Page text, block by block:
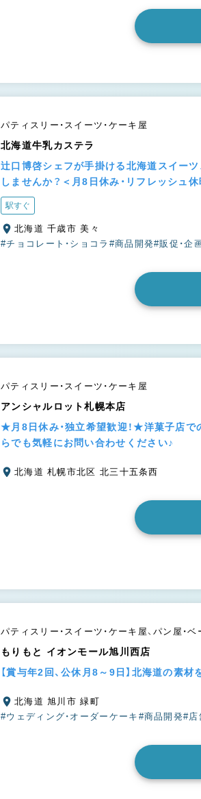
パティスリー・スイーツ・ケーキ屋
北海道牛乳カステラ
辻口博啓シェフが手掛ける北海道スイー
しませんか？＜月8日休み・リフレッシュ休
駅すぐ
北海道 千歳市 美々
#チョコレート・ショコラ #商品開発#販促・企
パティスリー・スイーツ・ケーキ屋
アンシャルロット札幌本店
★月8日休み・独立希望歓迎！★洋菓子店で
らでも気軽にお問い合わせください♪
北海道 札幌市北区 北三十五条西
パティスリー・スイーツ・ケーキ屋、パン屋・ベ
もりもと イオンモール旭川西店
【賞与年2回、公休月8～9日】北海道の素
北海道 旭川市 緑町
#ウェディング・オーダーケーキ #商品開発#店